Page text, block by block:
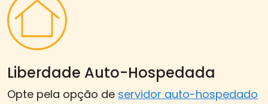
Liberdade Auto-Hospedada
Opte pela opção de servidor auto-hospedado